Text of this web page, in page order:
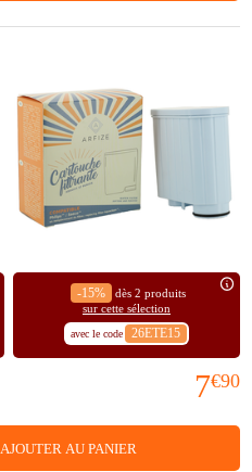
-15%
dès 2 produits
sur cette sélection
avec le code 26ETE15
7€90
AJOUTER AU PANIER